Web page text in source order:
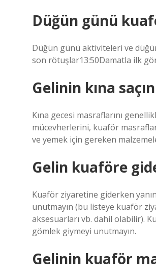
Düğün günü
Düğün günü aktiviteleri ve
son rötuşlar13:50Damatla ilk
Gelinin kına
Kına gecesi masraflarını
mücevherlerini, kuaför
ve yemek için gereken
Gelin kuaföre
Kuaför ziyaretine giderken
unutmayın (bu listeye kuaför
aksesuarları vb. dahil olabilir).
gömlek giymeyi unutmayın.
Gelinin kuaför